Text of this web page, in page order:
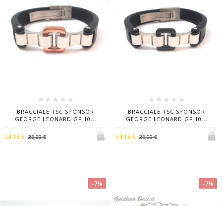
BRACCIALE TSC SPONSOR
GEORGE LEONARD GF 10...
24,18 € 26,00 €
BRACCIALE TSC SPONSOR
GEORGE LEONARD GF 10...
24,18 € 26,00 €
-7% -7%